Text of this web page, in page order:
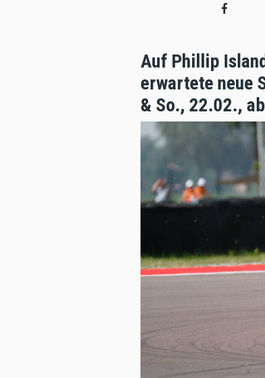
Auf Phillip
erwartete neue
& So., 22.02.,